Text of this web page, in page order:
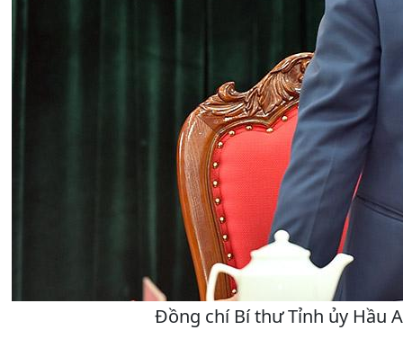
Đồng chí Bí thư Tỉnh ủy Hầu